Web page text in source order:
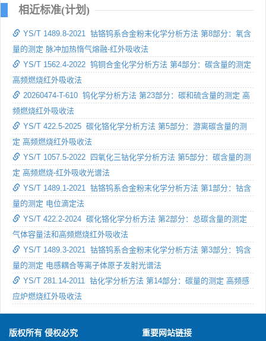
相近标准(计划)
YS/T 1489.8-2021 钴铬钨系合金粉末化学分析方法 第8部分：氧含
量的测定 脉冲加热惰气熔融-红外吸收法
YS/T 1562.4-2022 钨铜合金化学分析方法 第4部分：碳含量的测定
高频燃烧红外吸收法
20260474-T-610 钨化学分析方法 第23部分：碳和硫含量的测定 高
频燃烧红外吸收法
YS/T 422.5-2025 碳化铬化学分析方法 第5部分：游离碳含量的测
定 高频燃烧红外吸收法
YS/T 1057.5-2022 四氧化三钴化学分析方法 第5部分：碳含量的测
定 高频燃烧-红外吸收光谱法
YS/T 1489.1-2021 钴铬钨系合金粉末化学分析方法 第1部分：钴含
量的测定 电位滴定法
YS/T 422.2-2024 碳化铬化学分析方法 第2部分：总碳含量的测定
气体容量法和高频燃烧红外吸收法
YS/T 1489.3-2021 钴铬钨系合金粉末化学分析方法 第3部分：钨含
量的测定 电感耦合等离子体原子发射光谱法
YS/T 281.14-2011 钴化学分析方法 第14部分：碳量的测定 高频感
应炉燃烧红外吸收法
版权所有 侵权必究 重要网站链接